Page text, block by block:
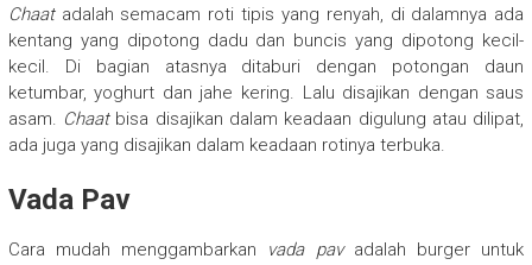
Chaatadalah semacam roti tipis yang renyah, di dalamnya ada
kentang yang dipotong dadu dan buncis yang dipotong kecil-
kecil. Di bagian atasnya ditaburi dengan potongan daun
ketumbar, yoghurt dan jahe kering. Lalu disajikan dengan saus
asam. Chaatbisa disajikan dalam keadaan digulung atau dilipat,
ada juga yang disajikan dalam keadaan rotinya terbuka.
Vada Pav
Cara mudah menggambarkan vada pavadalah burger untuk